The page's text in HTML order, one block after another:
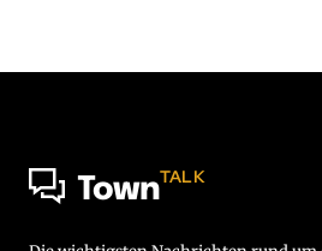
TownTALK